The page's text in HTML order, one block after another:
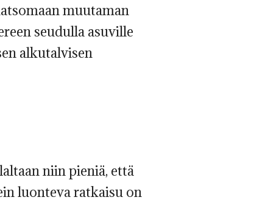
muutaman
seudulla asuville
alkutalvisen
niin pieniä, että
luonteva ratkaisu on